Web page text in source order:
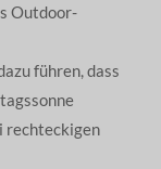
Outdoor-
führen, dass
rechteckigen